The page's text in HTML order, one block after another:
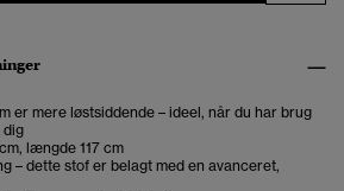
er mere løstsiddende – ideel, når du har brug
dig
længde 117 cm
– dette stof er belagt med en avanceret,